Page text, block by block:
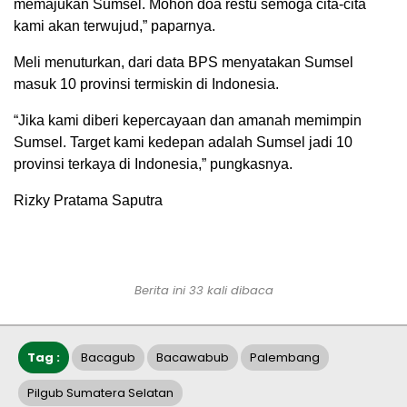
memajukan Sumsel. Mohon doa restu semoga cita-cita
kami akan terwujud,” paparnya.
Meli menuturkan, dari data BPS menyatakan Sumsel
masuk 10 provinsi termiskin di Indonesia.
“Jika kami diberi kepercayaan dan amanah memimpin
Sumsel. Target kami kedepan adalah Sumsel jadi 10
provinsi terkaya di Indonesia,” pungkasnya.
Rizky Pratama Saputra
Berita ini 33 kali dibaca
Tag : Bacagub Bacawabub Palembang
Pilgub Sumatera Selatan